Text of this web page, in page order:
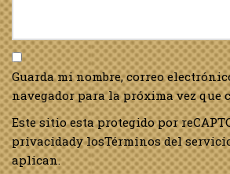
Guarda mi nombre, correo
navegador para la próxima vez que
Este sitio esta protegido por
privacidady losTérminos del
aplican.